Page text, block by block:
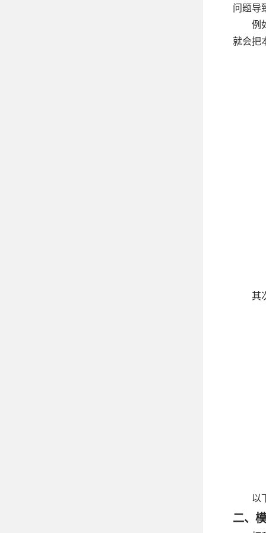
问题导
例
就会把
其
以
二、